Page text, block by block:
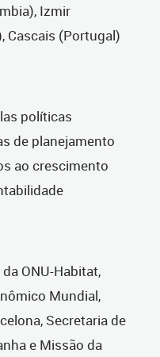
Izmir
Cascais (Portugal)
políticas
de planejamento
ao crescimento
ONU-Habitat,
Mundial,
Secretaria de
e Missão da